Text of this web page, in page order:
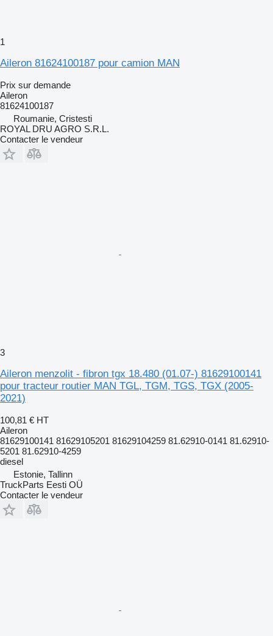
1
Aileron 81624100187 pour camion MAN
Prix sur demande
Aileron
81624100187
Roumanie, Cristesti
ROYAL DRU AGRO S.R.L.
Contacter le vendeur
3
Aileron menzolit - fibron tgx 18.480 (01.07-) 81629100141
pour tracteur routier MAN TGL, TGM, TGS, TGX (2005-
2021)
100,81 € HT
Aileron
81629100141 81629105201 81629104259 81.62910-0141 81.62910-
5201 81.62910-4259
diesel
Estonie, Tallinn
TruckParts Eesti OÜ
Contacter le vendeur